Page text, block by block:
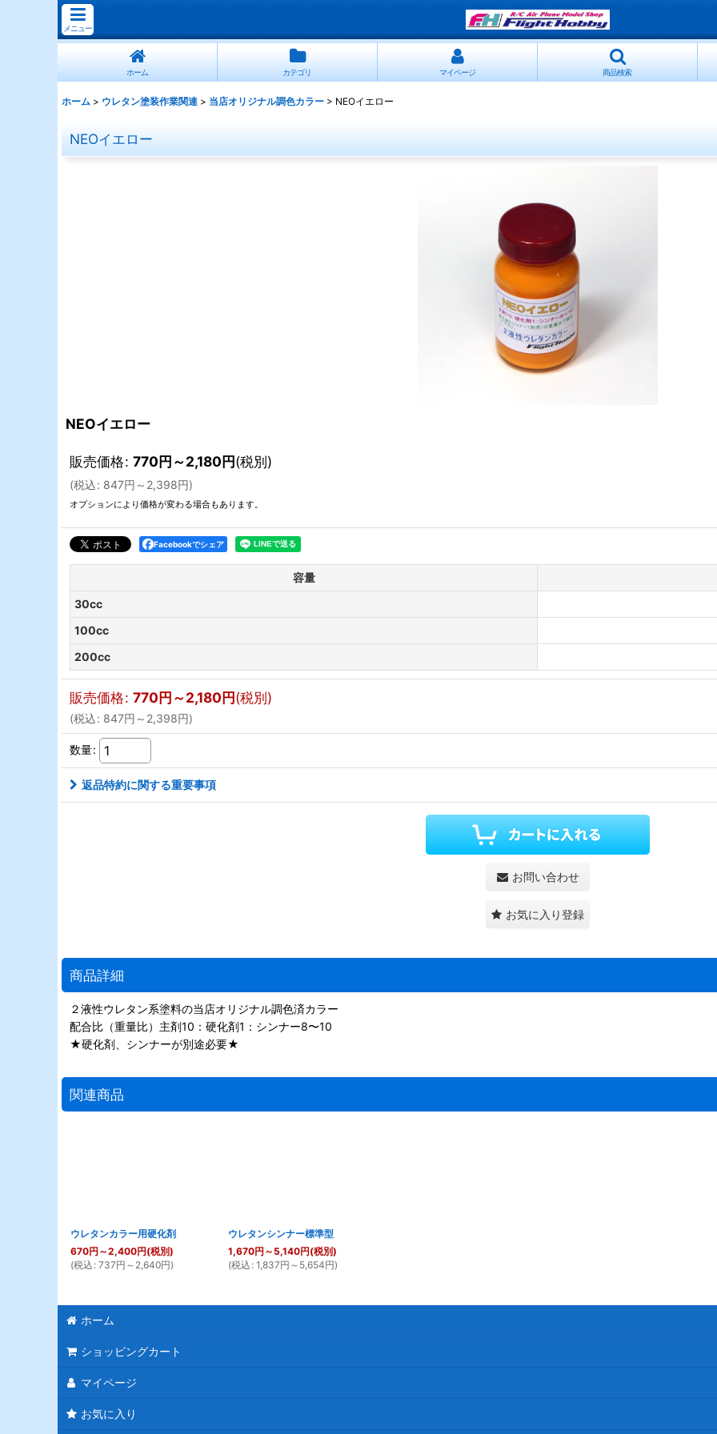
メニュー
ホーム カテゴリ マイページ 商品検索
ホーム > ウレタン塗装作業関連 > 当店オリジナル調色カラー > NEOイエロー
NEOイエロー
NEOイエロー
販売価格: 770円～2,180円(税別)
(税込: 847円 ～2,398円)
オプションにより価格が変わる場合もあります。
Facebookでシェア
容量
30cc
100cc
200cc
販売価格: 770円～2,180円(税別)
(税込: 847円 ～2,398円)
数量:
返品特約に関する重要事項
お問い合わせ
お気に入り登録
商品詳細
２液性ウレタン系塗料の当店オリジナル調色済カラー
配合比（重量比）主剤10：硬化剤1：シンナー8〜10
★硬化剤、シンナーが別途必要★
関連商品
ウレタンカラー用硬化剤
670円 ～2,400円(税別)
(税込 : 737円 ～2,640円)
ウレタンシンナー標準型
1,670円 ～5,140円(税別)
(税込 : 1,837円 ～5,654円)
ホーム
ショッピングカート
マイページ
お気に入り